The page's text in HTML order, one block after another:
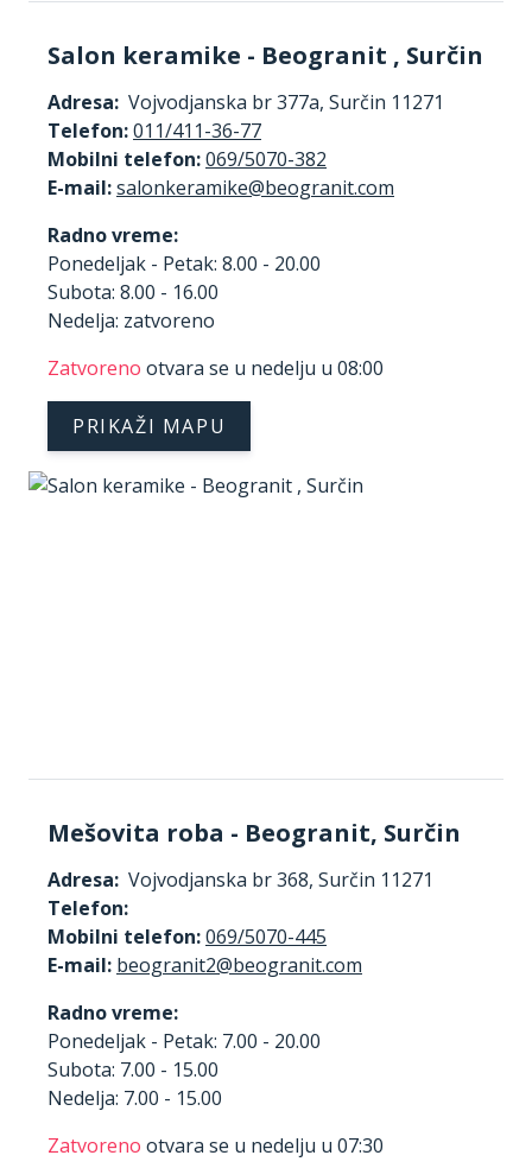
Salon keramike - Beogranit , Surčin
Adresa: Vojvodjanska br 377a, Surčin 11271
Telefon:011/411-36-77
Mobilni telefon:069/5070-382
E-mail:
Radno vreme:
Ponedeljak - Petak: 8.00 - 20.00
Subota: 8.00 - 16.00
Nedelja: zatvoreno
Zatvoreno otvara se u nedelju u 08:00
PRIKAŽI MAPU
Mešovita roba - Beogranit, Surčin
Adresa: Vojvodjanska br 368, Surčin 11271
Telefon:
Mobilni telefon:069/5070-445
E-mail:
Radno vreme:
Ponedeljak - Petak: 7.00 - 20.00
Subota: 7.00 - 15.00
Nedelja: 7.00 - 15.00
Zatvoreno otvara se u nedelju u 07:30